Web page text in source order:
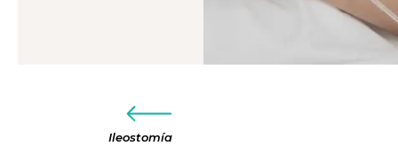
Ileostomía